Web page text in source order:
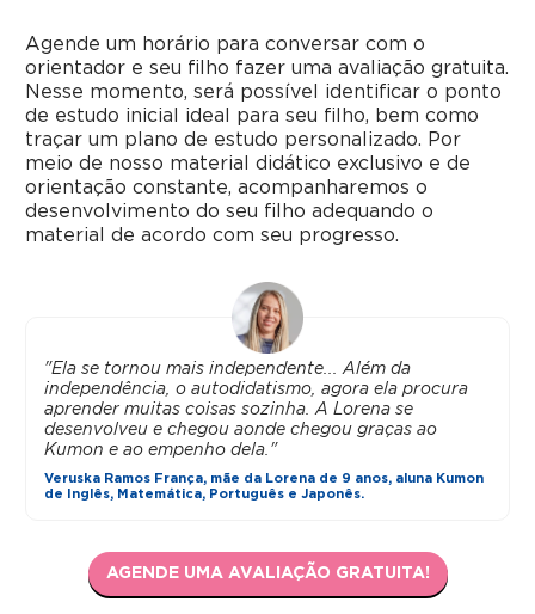
Agende um horário para conversar com o
orientador e seu filho fazer uma avaliação gratuita.
Nesse momento, será possível identificar o ponto
de estudo inicial ideal para seu filho, bem como
traçar um plano de estudo personalizado. Por
meio de nosso material didático exclusivo e de
orientação constante, acompanharemos o
desenvolvimento do seu filho adequando o
material de acordo com seu progresso.
"Ela se tornou mais independente... Além da
independência, o autodidatismo, agora ela procura
aprender muitas coisas sozinha. A Lorena se
desenvolveu e chegou aonde chegou graças ao
Kumon e ao empenho dela."
Veruska Ramos França, mãe da Lorena de 9 anos, aluna Kumon
de Inglês, Matemática, Português e Japonês.
AGENDE UMA AVALIAÇÃO GRATUITA!